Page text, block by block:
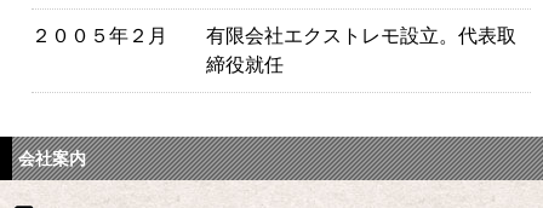
会社案内
２００５年２月
有限会社エクストレモ設立。代表取
締役就任